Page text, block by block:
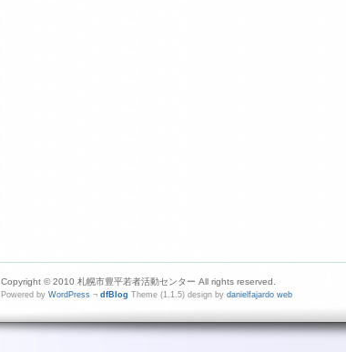
Copyright © 2010 札幌市豊平若者活動センター All rights reserved.
Powered by WordPress ¬ dfBlog Theme (1.1.5) design by danielfajardo web